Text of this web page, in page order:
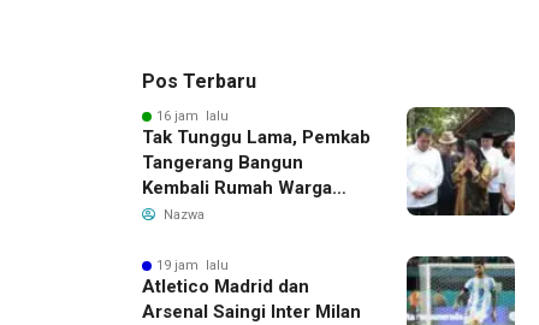
Pos Terbaru
16 jam lalu
Tak Tunggu Lama, Pemkab
Tangerang Bangun
Kembali Rumah Warga
yang Roboh Akibat Puting
Nazwa
19 jam lalu
Atletico Madrid dan
Arsenal Saingi Inter Milan